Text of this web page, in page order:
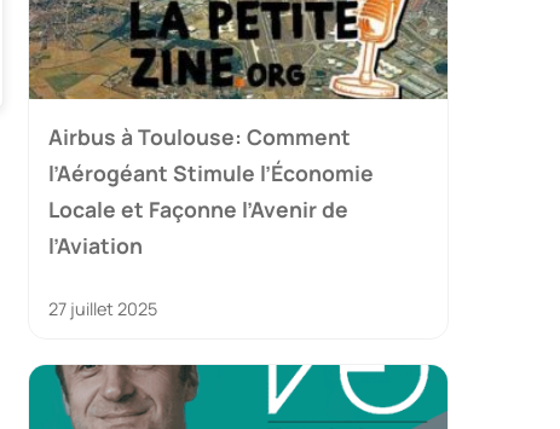
Airbus à Toulouse: Comment
l’Aérogéant Stimule l’Économie
Locale et Façonne l’Avenir de
l’Aviation
27 juillet 2025